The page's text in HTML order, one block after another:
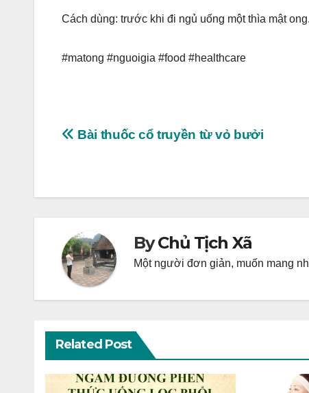
Cách dùng: trước khi đi ngủ uống một thìa mật ong.
#matong #nguoigia #food #healthcare
Post
Bài thuốc cổ truyền từ vỏ bưởi
ByChủ Tịch Xã
Một người đơn giản, muốn mang
Related Post